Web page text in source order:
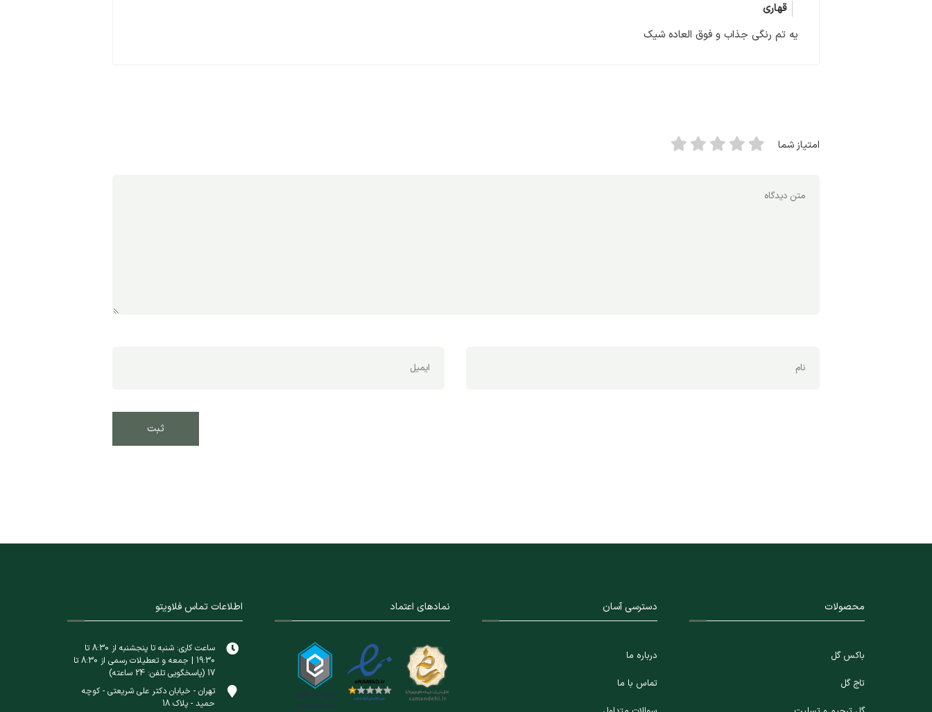
قهاری
یه تم رنگی جذاب و فوق العاده شیک
امتیاز شما
اطلاعات تماس فلاویتو
ساعت کاری: شنبه تا پنجشنبه از 8:30 تا
19:30 | جمعه و تعطیلات رسمی از 8:30 تا
17 (پاسخگویی تلفن: 24 ساعته)
تهران - خیابان دکتر علی شریعتی - کوچه
حمید - پلاک 18
نمادهای اعتماد دسترسی آسان
درباره ما
تماس با ما
محصولات
باکس گل
تاج گل